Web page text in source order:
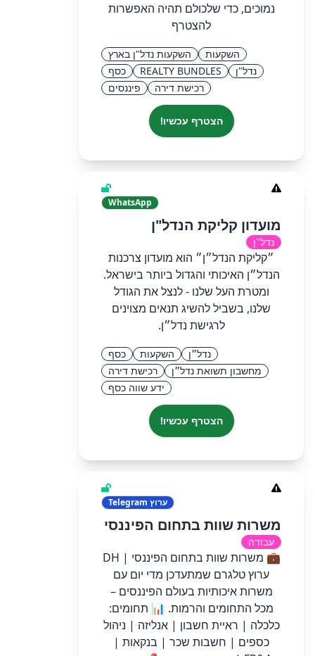
נמוכים, כדי שלכולם תהיה האפשרות
להצטרף
השקעות
השקעות נדל"ן בארץ
נדל"ן
REALTY BUNDLES
כסף
רכישת דירה
פיננסים
הצטרף עכשיו!
WhatsApp
מועדון קליקת הנדל"ן
נדל"ן
״קליקת הנדל״ן״ הוא מועדון צרכנות
הנדל״ן האיכותי והגדול ביותר בישראל.
ומטרת העל שלנו - לנצל את הגודל
שלנו, בשביל להשיג תנאים מצוינים
לרגישת נדל״ן.
נדל״ן השקעות
כסף
מחשבון תשואת נדל״ן
רכישת דירה
ידע שווה כסף
הצטרף עכשיו!
ערוץ
משרות שוות בתחום הפיננסי
עבודה
💼 משרות שוות בתחום הפיננסי | DH
ערוץ טלגרם שמתעדכן מדי יום עם
משרות איכותיות בעולם הפיננסים –
מכל התחומים והרמות. 📊 תחומים:
כלכלה | ראיית חשבון | אנליזה | ניהול
כספים | חשבות שכר | בנקאות |